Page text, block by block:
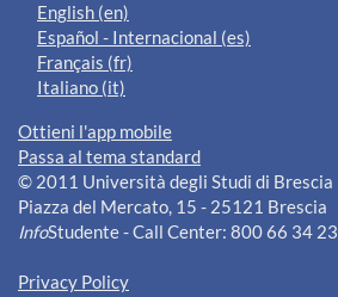
English ‎(en)‎
Español - Internacional ‎(es)‎
Français ‎(fr)‎
Italiano ‎(it)‎
Ottieni l'app mobile
Passa al tema standard
© 2011 Università degli Studi di Brescia
Piazza del Mercato, 15 - 25121 Brescia
InfoStudente - Call Center: 800 66 34 23
Privacy Policy